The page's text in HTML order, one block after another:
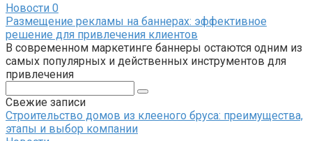
Новости 0
Размещение рекламы на баннерах: эффективное
решение для привлечения клиентов
В современном маркетинге баннеры остаются одним из
самых популярных и действенных инструментов для
привлечения
Свежие записи
Строительство домов из клееного бруса: преимущества,
этапы и выбор компании